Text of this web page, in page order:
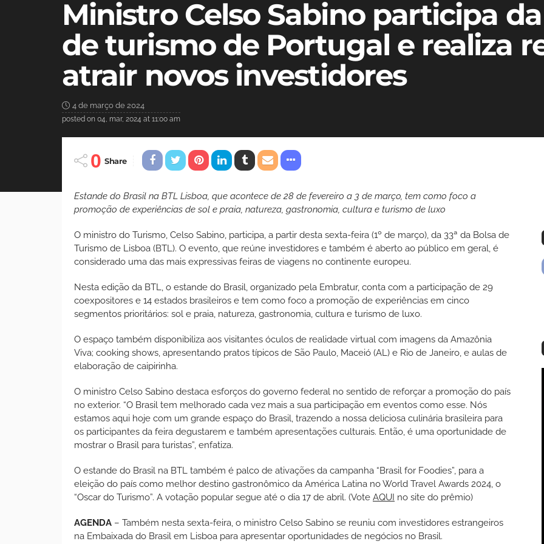
Ministro Celso Sabino participa
de turismo de Portugal e realiza
atrair novos investidores
4 de março de 2024
posted on 04, mar, 2024 at 11:00 am
0 Share
Estande do Brasil na BTL Lisboa, que acontece de 28 de fevereiro a 3 de março, tem como foco a
promoção de experiências de sol e praia, natureza, gastronomia, cultura e turismo de luxo
O ministro do Turismo, Celso Sabino, participa, a partir desta sexta-feira (1º de março), da 33ª da Bolsa de
Turismo de Lisboa (BTL). O evento, que reúne investidores e também é aberto ao público em geral, é
considerado uma das mais expressivas feiras de viagens no continente europeu.
Nesta edição da BTL, o estande do Brasil, organizado pela Embratur, conta com a participação de 29
coexpositores e 14 estados brasileiros e tem como foco a promoção de experiências em cinco
segmentos prioritários: sol e praia, natureza, gastronomia, cultura e turismo de luxo.
O espaço também disponibiliza aos visitantes óculos de realidade virtual com imagens da Amazônia
Viva; cooking shows, apresentando pratos típicos de São Paulo, Maceió (AL) e Rio de Janeiro, e aulas de
elaboração de caipirinha.
O ministro Celso Sabino destaca esforços do governo federal no sentido de reforçar a promoção do país
no exterior. “O Brasil tem melhorado cada vez mais a sua participação em eventos como esse. Nós
estamos aqui hoje com um grande espaço do Brasil, trazendo a nossa deliciosa culinária brasileira para
os participantes da feira degustarem e também apresentações culturais. Então, é uma oportunidade de
mostrar o Brasil para turistas”, enfatiza.
O estande do Brasil na BTL também é palco de ativações da campanha “Brasil for Foodies”, para a
eleição do país como melhor destino gastronômico da América Latina no World Travel Awards 2024, o
“Oscar do Turismo”. A votação popular segue até o dia 17 de abril. (Vote AQUI no site do prêmio)
AGENDA – Também nesta sexta-feira, o ministro Celso Sabino se reuniu com investidores estrangeiros
na Embaixada do Brasil em Lisboa para apresentar oportunidades de negócios no Brasil.